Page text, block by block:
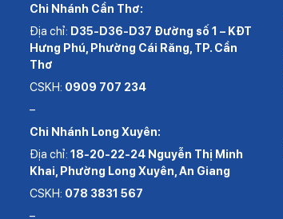
Chi Nhánh Cần Thơ:
Địa chỉ: D35-D36-D37 Đường số 1 – KĐT
Hưng Phú, Phường Cái Răng, TP. Cần
Thơ
CSKH: 0909 707 234
–
Chi Nhánh Long Xuyên:
Địa chỉ: 18-20-22-24 Nguyễn Thị Minh
Khai, Phường Long Xuyên, An Giang
CSKH: 078 3831 567
–